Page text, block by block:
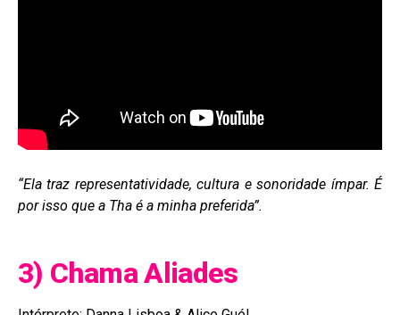
“Ela traz representatividade, cultura e sonoridade ímpar. É
por isso que a Tha é a minha preferida”.
3) Chama Aliades